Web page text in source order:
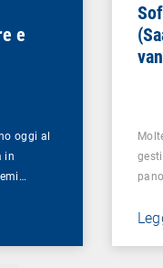
e
oggi al
in